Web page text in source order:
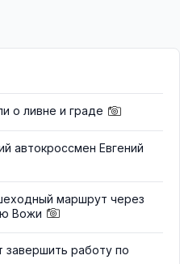
о ливне и граде
автокроссмен Евгений
маршрут через
Вожи
завершить работу по